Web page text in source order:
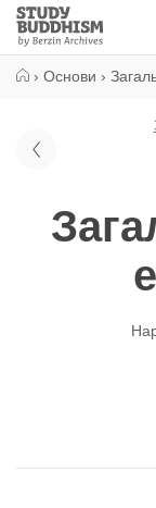
Close
Study
Buddhism
› Основи ›